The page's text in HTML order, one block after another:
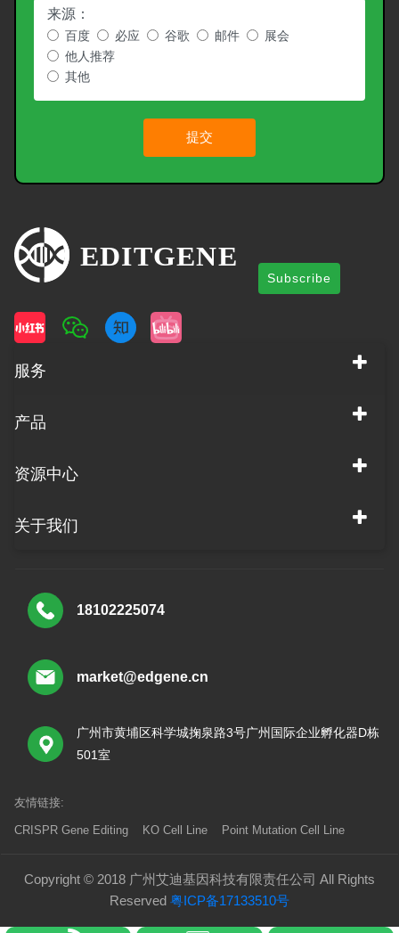
来源：
百度 必应 谷歌 邮件
展会
他人推荐
其他
提交
Subscribe
服务
产品
资源中心
关于我们
18102225074
market@edgene.cn
广州市黄埔区科学城掬泉路3号广州国际企业孵化器D栋
501室
友情链接:
CRISPR Gene Editing KO Cell Line Point Mutation Cell Line
Copyright © 2018 广州艾迪基因科技有限责任公司 All Rights
Reserved 粤ICP备17133510号